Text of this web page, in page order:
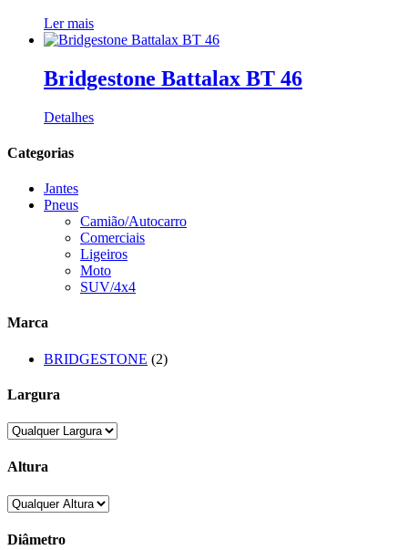
Ler mais
Bridgestone Battalax BT 46
Detalhes
Categorias
Jantes
Pneus
Camião/Autocarro
Comerciais
Ligeiros
Moto
SUV/4x4
Marca
BRIDGESTONE (2)
Largura
Altura
Diâmetro